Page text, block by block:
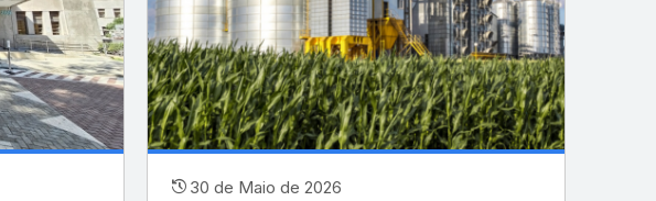
history 30 de Maio de 2026